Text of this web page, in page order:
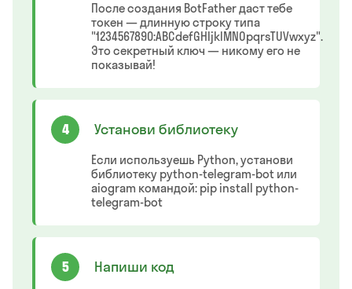
После создания BotFather даст тебе
токен — длинную строку типа
"1234567890:ABCdefGHIjklMNOpqrsTUVwxyz".
Это секретный ключ — никому его не
показывай!
4 Установи библиотеку
Если используешь Python, установи
библиотеку python-telegram-bot или
aiogram командой: pip install python-
telegram-bot
5 Напиши код